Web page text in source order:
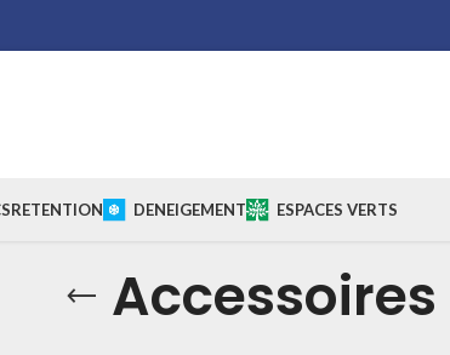
RETENTION DENEIGEMENT ESPACES VERTS
Accessoires